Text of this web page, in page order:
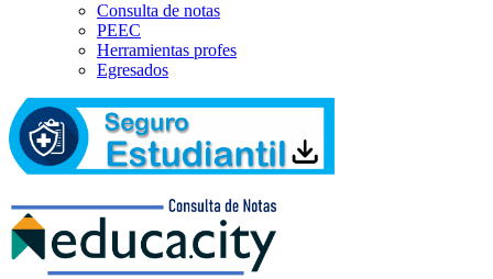
Consulta de notas
PEEC
Herramientas profes
Egresados